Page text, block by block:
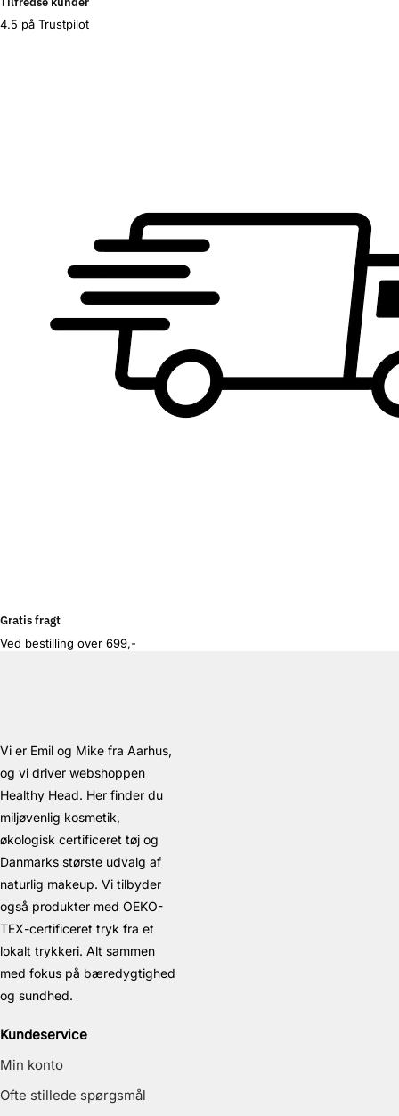
4.5 på Trustpilot
Gratis fragt
Ved bestilling over 699,-
Vi er Emil og Mike fra Aarhus,
og vi driver webshoppen
Healthy Head. Her finder du
miljøvenlig kosmetik,
økologisk certificeret tøj og
Danmarks største udvalg af
naturlig makeup. Vi tilbyder
også produkter med OEKO-
TEX-certificeret tryk fra et
lokalt trykkeri. Alt sammen
med fokus på bæredygtighed
og sundhed.
Kundeservice
Min konto
Ofte stillede spørgsmål